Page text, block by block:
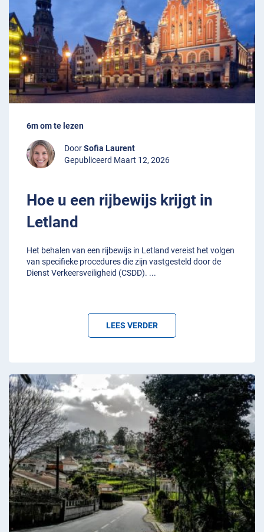
6m om te lezen
DoorSofia Laurent
Gepubliceerd Maart 12, 2026
Hoe u een rijbewijs krijgt in
Letland
Het behalen van een rijbewijs in Letland vereist het volgen
van specifieke procedures die zijn vastgesteld door de
Dienst Verkeersveiligheid (CSDD). ...
LEES VERDER